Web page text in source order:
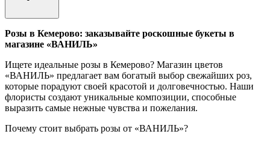
Розы в Кемерово: заказывайте роскошные букеты в
магазине «ВАНИЛЬ»
Ищете идеальные розы в Кемерово? Магазин цветов
«ВАНИЛЬ» предлагает вам богатый выбор свежайших роз,
которые порадуют своей красотой и долговечностью. Наши
флористы создают уникальные композиции, способные
выразить самые нежные чувства и пожелания.
Почему стоит выбрать розы от «ВАНИЛЬ»?